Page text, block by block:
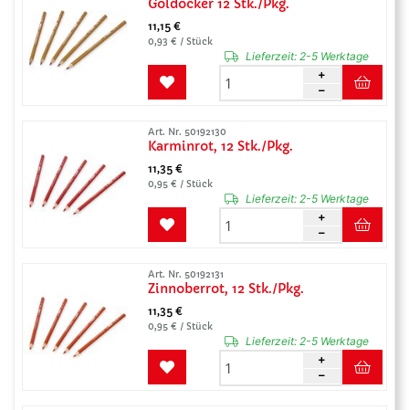
Goldocker 12 Stk./Pkg.
11,15 €
0,93 € / Stück
Lieferzeit:2-5 Werktage
Art. Nr. 50192130
Karminrot, 12 Stk./Pkg.
11,35 €
0,95 € / Stück
Lieferzeit:2-5 Werktage
Art. Nr. 50192131
Zinnoberrot, 12 Stk./Pkg.
11,35 €
0,95 € / Stück
Lieferzeit:2-5 Werktage